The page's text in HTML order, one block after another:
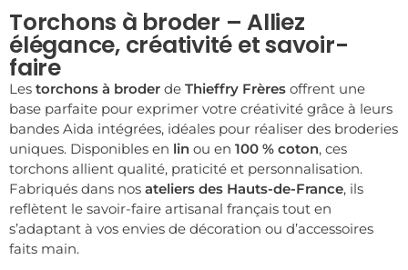
Torchons à broder – Alliez
élégance, créativité et savoir-
faire
Les torchons à broder de Thieffry Frères offrent une
base parfaite pour exprimer votre créativité grâce à leurs
bandes Aida intégrées, idéales pour réaliser des broderies
uniques. Disponibles en lin ou en 100 % coton, ces
torchons allient qualité, praticité et personnalisation.
Fabriqués dans nos ateliers des Hauts-de-France, ils
reflètent le savoir-faire artisanal français tout en
s’adaptant à vos envies de décoration ou d’accessoires
faits main.